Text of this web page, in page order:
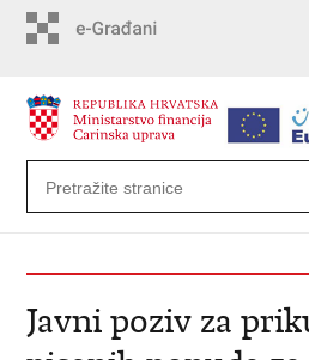
Javni poziv za